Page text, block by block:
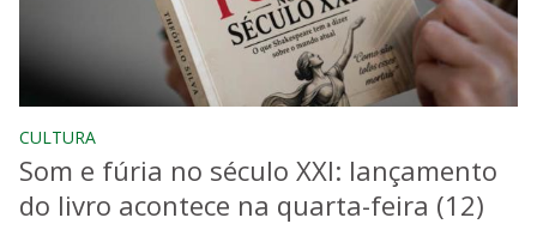
CULTURA
Som e fúria no século XXI: lançamento
do livro acontece na quarta-feira (12)